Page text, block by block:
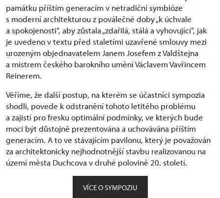
památku příštím generacím v netradiční symbióze
s moderní architekturou z poválečné doby „k úchvale
a spokojenosti“, aby zůstala „zdařilá, stálá a vyhovující“, jak
je uvedeno v textu před staletími uzavřené smlouvy mezi
urozeným objednavatelem Janem Josefem z Valdštejna
a mistrem českého barokního umění Václavem Vavřincem
Reinerem.
Věříme, že další postup, na kterém se účastníci sympozia
shodli, povede k odstranění tohoto letitého problému
a zajistí pro fresku optimální podmínky, ve kterých bude
moci být důstojně prezentována a uchovávána příštím
generacím. A to ve stávajícím pavilonu, který je považován
za architektonicky nejhodnotnější stavbu realizovanou na
území města Duchcova v druhé polovině 20. století.
VÍCE O SYMPOZIU